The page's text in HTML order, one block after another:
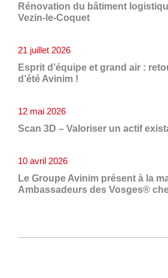
Rénovation du bâtiment
Vezin-le-Coquet
Esprit d’équipe et grand air :
d’été Avinim !
21 juillet 2026
Scan 3D – Valoriser un actif
12 mai 2026
Le Groupe Avinim présent à la
Ambassadeurs des Vosges®
10 avril 2026